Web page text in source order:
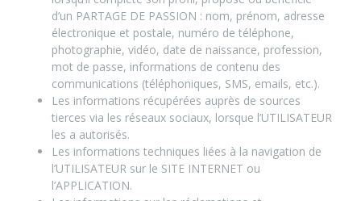
d’un PARTAGE DE PASSION : nom, prénom, adresse
électronique et postale, numéro de téléphone,
photographie, vidéo, date de naissance, profession,
mot de passe, informations de contenu des
communications (téléphoniques, SMS, emails, etc.).
Les informations récupérées auprès de sources
tierces via les réseaux sociaux, lorsque l’UTILISATEUR
les a autorisés.
Les informations techniques liées à la navigation de
l’UTILISATEUR sur le SITE INTERNET ou
l’APPLICATION.